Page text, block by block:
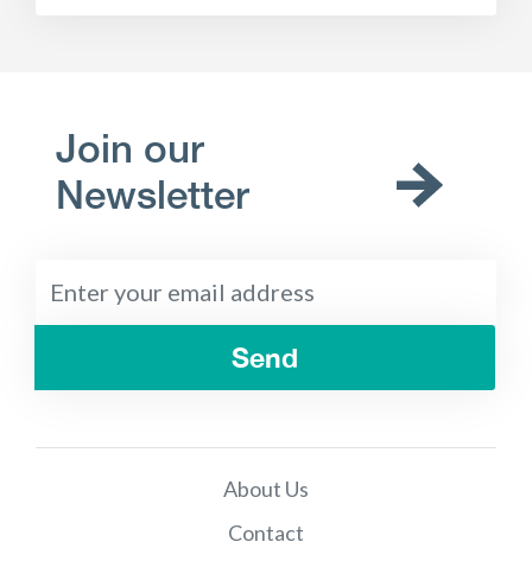
Join our
Newsletter
Send
About Us
Contact